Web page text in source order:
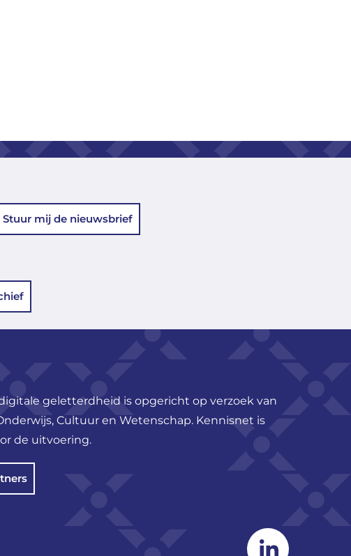
Stuur mij de nieuwsbrief
geletterdheid is opgericht op verzoek van
Cultuur en Wetenschap. Kennisnet is
de uitvoering.
Linkedin